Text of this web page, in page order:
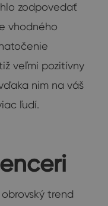
zodpovedať
vhodného
veľmi pozitívny
nim na váš
ľudí.
trend